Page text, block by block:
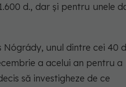
d., dar și pentru unele
Nógrády, unul dintre cei 40
a acelui an pentru a
să investigheze de ce